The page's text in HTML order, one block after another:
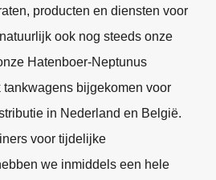
producten en diensten voor
ook nog steeds onze
Hatenboer-Neptunus
bijgekomen voor
in Nederland en België.
voor tijdelijke
we inmiddels een hele